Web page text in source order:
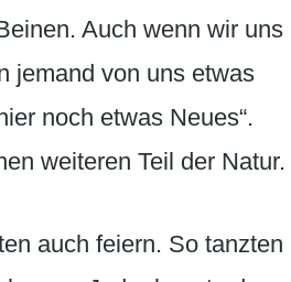
Auch wenn wir uns
jemand von uns etwas
noch etwas Neues“.
weiteren Teil der Natur.
auch feiern. So tanzten